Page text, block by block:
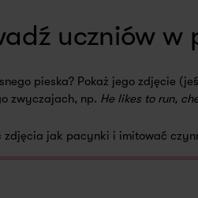
uczniów
pieska? Pokaż jego zdjęcie
zwyczajach, np. He likes to run,
zdjęcia jak pacynki i imitować